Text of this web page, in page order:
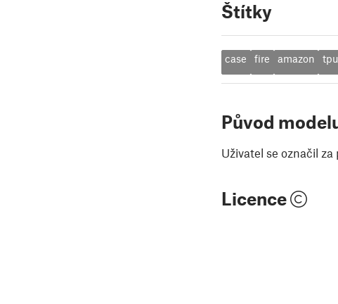
Štítky
case fire amazon tpu
Původ
Uživatel se označil
Licence